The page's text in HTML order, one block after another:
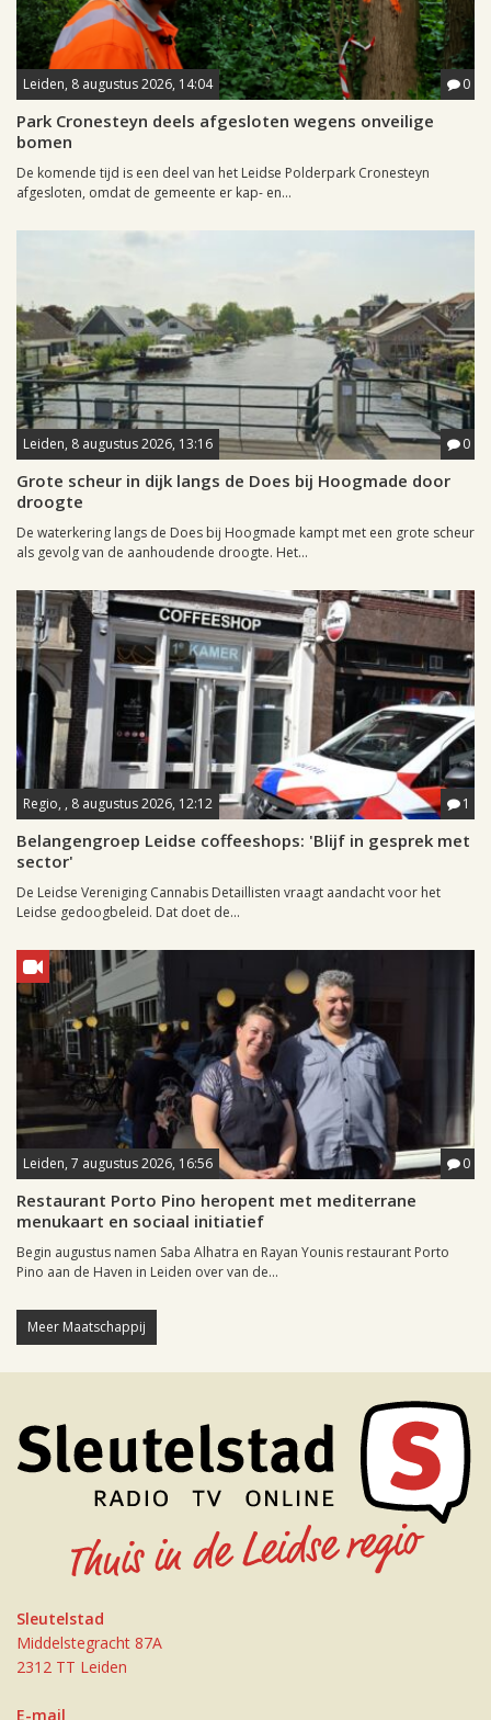
Leiden, 8 augustus 2026, 14:04 0
Park Cronesteyn deels afgesloten wegens onveilige
bomen
De komende tijd is een deel van het Leidse Polderpark Cronesteyn
afgesloten, omdat de gemeente er kap- en...
Leiden, 8 augustus 2026, 13:16 0
Grote scheur in dijk langs de Does bij Hoogmade door
droogte
De waterkering langs de Does bij Hoogmade kampt met een grote scheur
als gevolg van de aanhoudende droogte. Het...
Regio, , 8 augustus 2026, 12:12 1
Belangengroep Leidse coffeeshops: 'Blijf in gesprek met
sector'
De Leidse Vereniging Cannabis Detaillisten vraagt aandacht voor het
Leidse gedoogbeleid. Dat doet de...
Leiden, 7 augustus 2026, 16:56 0
Restaurant Porto Pino heropent met mediterrane
menukaart en sociaal initiatief
Begin augustus namen Saba Alhatra en Rayan Younis restaurant Porto
Pino aan de Haven in Leiden over van de...
Meer Maatschappij
Sleutelstad
Middelstegracht 87A
2312 TT Leiden
E-mail